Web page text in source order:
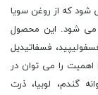
شود که از روغن سویا
شود. این محصول
فسفاتیدیل
اهمیت را می توان در
گندم، لوبیا، ذرت